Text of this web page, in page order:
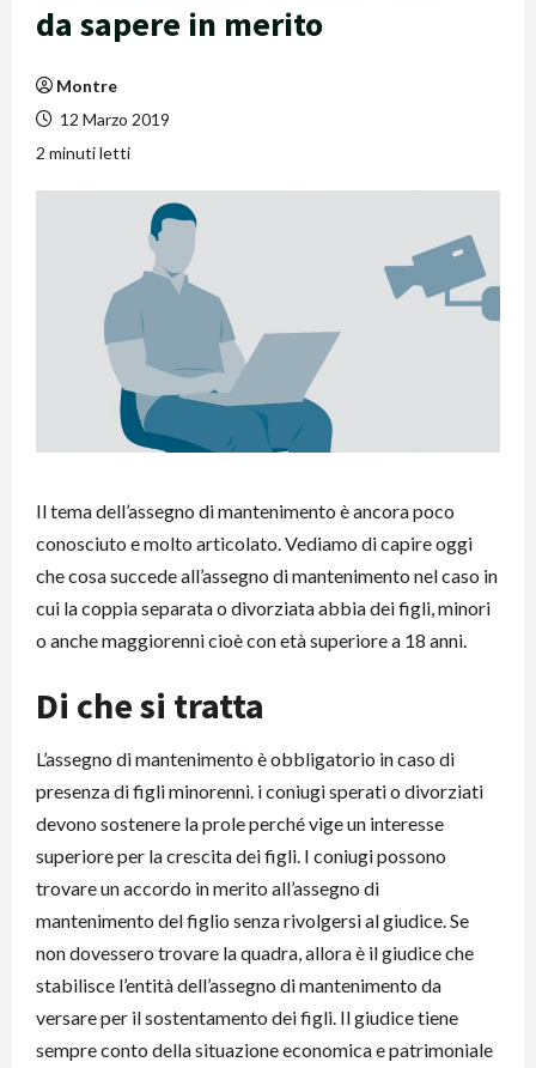
da sapere in merito
Montre
12 Marzo 2019
2 minuti letti
Il tema dell’assegno di mantenimento è ancora poco
conosciuto e molto articolato. Vediamo di capire oggi
che cosa succede all’assegno di mantenimento nel caso in
cui la coppia separata o divorziata abbia dei figli, minori
o anche maggiorenni cioè con età superiore a 18 anni.
Di che si tratta
L’assegno di mantenimento è obbligatorio in caso di
presenza di figli minorenni. i coniugi sperati o divorziati
devono sostenere la prole perché vige un interesse
superiore per la crescita dei figli. I coniugi possono
trovare un accordo in merito all’assegno di
mantenimento del figlio senza rivolgersi al giudice. Se
non dovessero trovare la quadra, allora è il giudice che
stabilisce l’entità dell’assegno di mantenimento da
versare per il sostentamento dei figli. Il giudice tiene
sempre conto della situazione economica e patrimoniale